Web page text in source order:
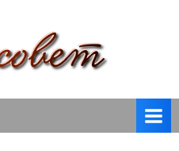
т
спицами,
крючком,